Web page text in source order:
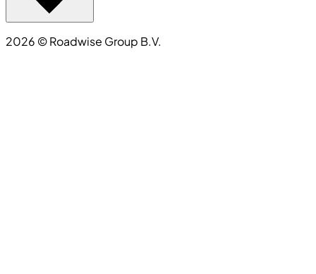
2026 ©Roadwise Group B.V.